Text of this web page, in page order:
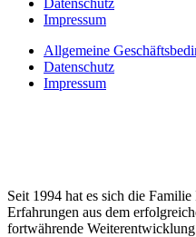
Impressum
Allgemeine
Datenschutz
Impressum
Seit 1994 hat es sich die
Erfahrungen aus dem
fortwährende